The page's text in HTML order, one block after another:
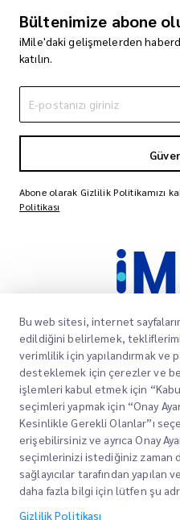
Bültenimize abone
iMile'daki gelişmelerden
katılın.
Abone olarak Gizlilik Politikamızı
Politikası
Müşterilerimizin
zamanında ve güvenli bir
sağlamak, onlara güven
sağlamak için güvenilir
kendimizi adadık.
Ofis Yerleri
Teklif Alın
Kurumsal
Hakkımızda
Teknoloji odaklı
Bu web sitesi, internet
edildiğini belirlemek,
verimlilik için yapılandırmak ve
desteklemek için çerezler ve
işlemleri kabul etmek için
seçimleri yapmak için “Onay
Kesinlikle Gerekli Olanlar”ı
erişebilirsiniz ve ayrıca Onay
seçimlerinizi istediğiniz zaman
sağlayıcılar tarafından
daha fazla bilgi için lütfen şu
Gizlilik Politikası